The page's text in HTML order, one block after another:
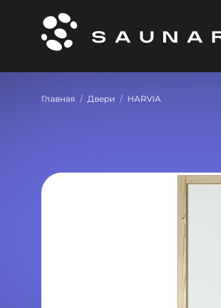
Главная Двери HARVIA